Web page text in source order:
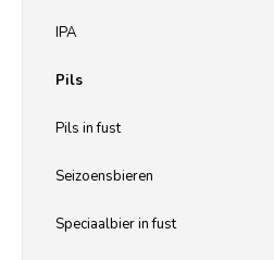
IPA
Pils
Pils in fust
Seizoensbieren
Speciaalbier in fust